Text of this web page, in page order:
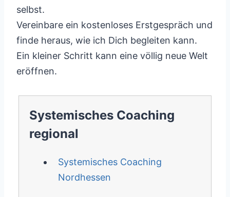
selbst.
Vereinbare ein kostenloses Erstgespräch und
finde heraus, wie ich Dich begleiten kann.
Ein kleiner Schritt kann eine völlig neue Welt
eröffnen.
Systemisches Coaching
regional
Systemisches Coaching
Nordhessen